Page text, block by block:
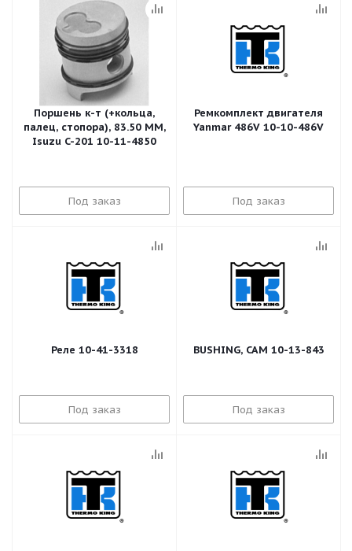
Поршень к-т (+кольца,
палец, стопора), 83.50 MM,
Isuzu C-201 10-11-4850
Под заказ
Ремкомплект двигателя
Yanmar 486V 10-10-486V
Под заказ
Реле 10-41-3318
Под заказ
BUSHING, CAM 10-13-843
Под заказ